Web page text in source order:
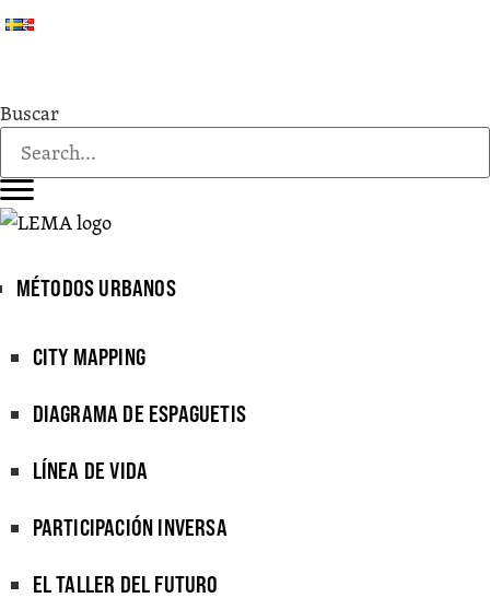
Buscar
MÉTODOS URBANOS
CITY MAPPING
DIAGRAMA DE ESPAGUETIS
LÍNEA DE VIDA
PARTICIPACIÓN INVERSA
EL TALLER DEL FUTURO